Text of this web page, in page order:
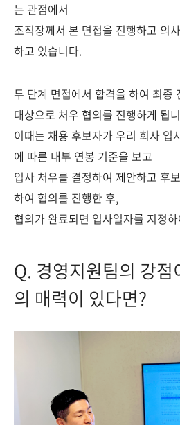
는 관점에서
조직장께서 본 면접을 진행하고 의
하고 있습니다.
두 단계 면접에서 합격을 하여 최종
대상으로 처우 협의를 진행하게 됩
이때는 채용 후보자가 우리 회사 입
에 따른 내부 연봉 기준을 보고
입사 처우를 결정하여 제안하고 후
하여 협의를 진행한 후,
협의가 완료되면 입사일자를 지정
Q. 경영지원팀의 강
의 매력이 있다면?